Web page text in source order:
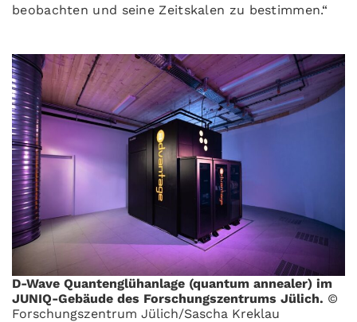
beobachten und seine Zeitskalen zu bestimmen.“
D-Wave Quantenglühanlage (quantum annealer) im
JUNIQ-Gebäude des Forschungszentrums Jülich. ©
Forschungszentrum Jülich/Sascha Kreklau